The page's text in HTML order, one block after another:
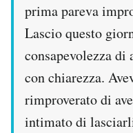
prima pareva
Lascio questo
consapevolezza di
con chiarezza.
rimproverato di
intimato di